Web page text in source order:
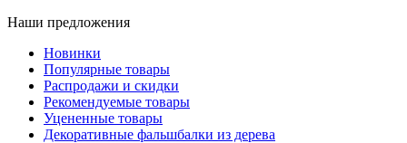
Наши предложения
Новинки
Популярные товары
Распродажи и скидки
Рекомендуемые товары
Уцененные товары
Декоративные фальшбалки из дерева